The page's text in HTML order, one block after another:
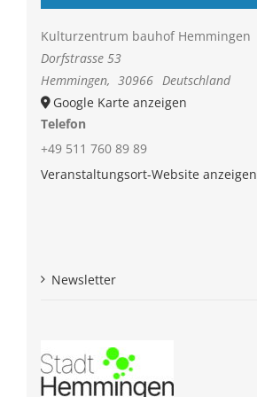
Kulturzentrum bauhof Hemmingen
Dorfstrasse 53
Hemmingen, 30966 Deutschland
Google Karte anzeigen
Telefon
+49 511 760 89 89
Veranstaltungsort-Website anzeigen
Newsletter